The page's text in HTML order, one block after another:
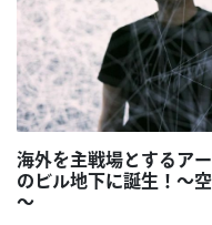
海外を主戦場とするア
のビル地下に誕生！～
～